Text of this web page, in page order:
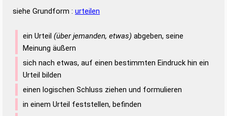
siehe Grundform : urteilen
ein Urteil (über jemanden, etwas) abgeben, seine
Meinung äußern
sich nach etwas, auf einen bestimmten Eindruck hin ein
Urteil bilden
einen logischen Schluss ziehen und formulieren
in einem Urteil feststellen, befinden